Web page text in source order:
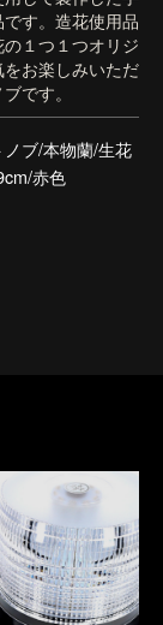
す。造花使用品
１つ１つオリジ
お楽しみいただ
です。
ブ/本物蘭/生花
赤色